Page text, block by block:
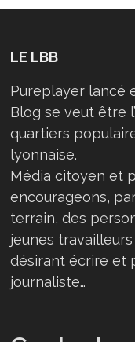
LE LBB
Pureplayer lancé
Blog se veut être
quartiers
lyonnaise.
Média citoyen et
encourageons,
terrain, des
jeunes
désirant écrire et
journaliste…